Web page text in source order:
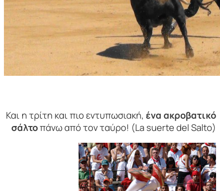
Και η τρίτη και πιο εντυπωσιακή, ένα ακροβατικό
σάλτοπάνω από τον ταύρο! (La suerte del Salto)